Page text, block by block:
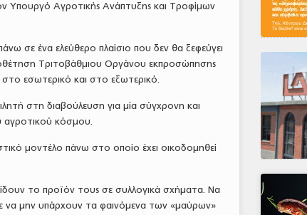
Υπουργό Αγροτικής Ανάπτυξης και Τροφίμων
σε ένα ελεύθερο πλαίσιο που δεν θα ξεφεύγει
Τριτοβάθμιου Οργάνου εκπροσώπησης
εσωτερικό και στο εξωτερικό.
στη διαβούλευση για μία σύγχρονη και
αγροτικού κόσμου.
μοντέλο πάνω στο οποίο έχει οικοδομηθεί
το προϊόν τους σε συλλογικά σχήματα. Να
να μην υπάρχουν τα φαινόμενα των «μαύρων»